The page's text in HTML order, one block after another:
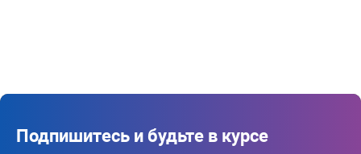
Подпишитесь и будьте в курсе